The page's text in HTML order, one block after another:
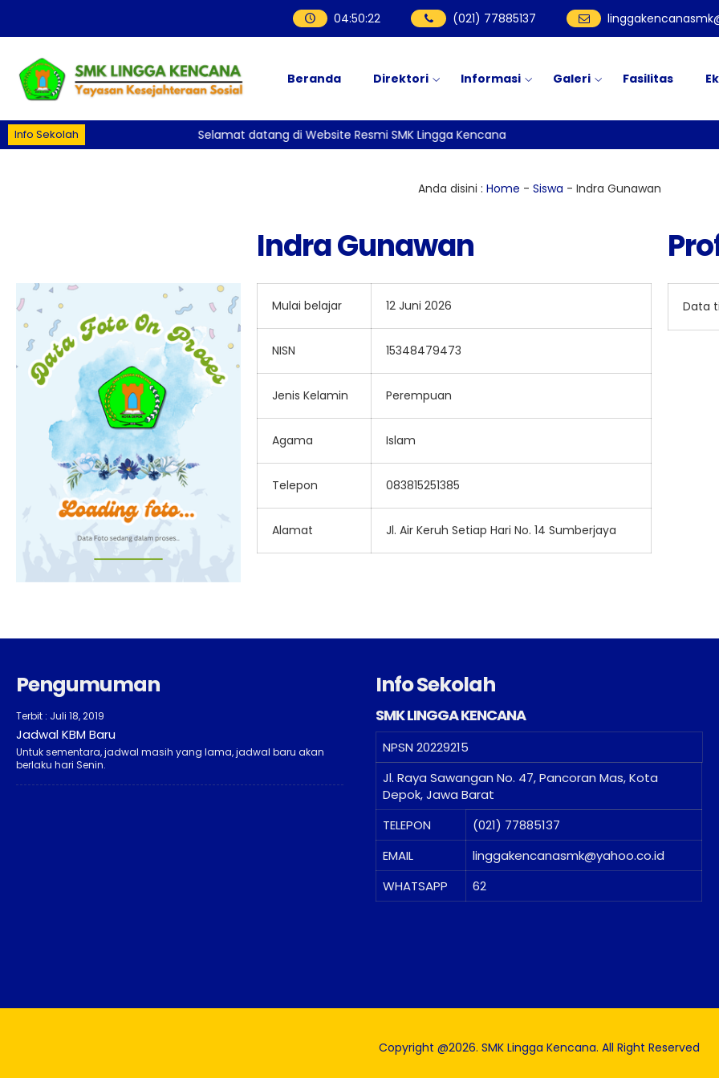
04:50:22 (021) 77885137
Beranda Direktori Informasi Galeri Fasilitas
Info Sekolah Selamat datang di Website Resmi SMK Lingga Kencana
Anda disini : Home - Siswa - Indra Gunawan
Indra Gunawan
Mulai belajar 12 Juni 2026
NISN 15348479473
Jenis Kelamin Perempuan
Agama Islam
Telepon 083815251385
Alamat Jl. Air Keruh Setiap Hari No. 14 Sumberjaya
Data
Pengumuman
Terbit : Juli 18, 2019
Jadwal KBM Baru
Untuk sementara, jadwal masih yang lama, jadwal baru akan
berlaku hari Senin.
Info Sekolah
SMK LINGGA KENCANA
NPSN 20229215
Jl. Raya Sawangan No. 47, Pancoran Mas, Kota
Depok, Jawa Barat
TELEPON
(021) 77885137
EMAIL
linggakencanasmk@yahoo.co.id
WHATSAPP
62
Copyright @2026. SMK Lingga Kencana. All Right Reserved